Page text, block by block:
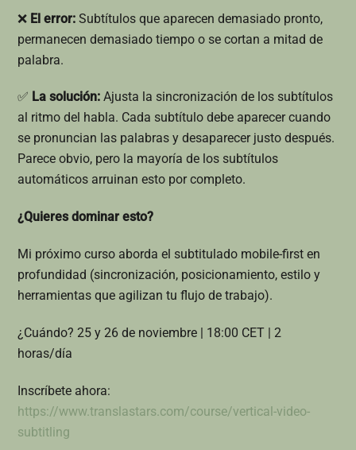
❌ El error: Subtítulos que aparecen demasiado pronto,
permanecen demasiado tiempo o se cortan a mitad de
palabra.
✅ La solución:Ajusta la sincronización de los subtítulos
al ritmo del habla. Cada subtítulo debe aparecer cuando
se pronuncian las palabras y desaparecer justo después.
Parece obvio, pero la mayoría de los subtítulos
automáticos arruinan esto por completo.
¿Quieres dominar esto?
Mi próximo curso aborda el subtitulado mobile-first en
profundidad (sincronización, posicionamiento, estilo y
herramientas que agilizan tu flujo de trabajo).
¿Cuándo? 25 y 26 de noviembre | 18:00 CET | 2
horas/día
Inscríbete ahora:
https://www.translastars.com/course/vertical-video-
subtitling